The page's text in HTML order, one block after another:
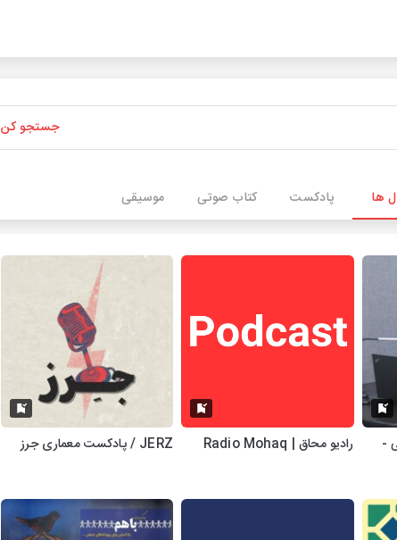
جستجو کن
ها پادکست کتاب صوتی موسیقی
-
رادیو محاق | Radio Mohaq JERZ / پادکست معماری جرز